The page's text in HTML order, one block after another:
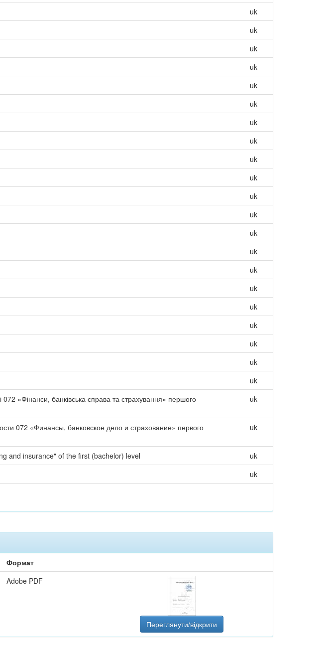
uk
uk
uk
uk
uk
uk
uk
uk
uk
uk
uk
uk
uk
uk
uk
uk
uk
uk
uk
uk
uk
072 «Фінанси, банківська справа та страхування» першого
uk
072 «Финансы, банковское дело и страхование» первого
uk
and insurance" of the first (bachelor) level
uk
uk
Формат
Adobe PDF
Переглянути/відкрити